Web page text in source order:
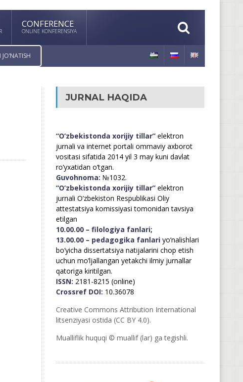
CONFERENCE
ONLINE KONFERENSIYA
JURNAL HAQIDA
“O’zbekistonda xorijiy tillar”elektron
jurnali va internet portali ommaviy axborot
vositasi sifatida 2014 yil 3 may kuni davlat
ro’yxatidan o’tgan.
Guvohnoma: №1032.
“O’zbekistonda xorijiy tillar”elektron
jurnali O’zbekiston Respublikasi Oliy
attestatsiya komissiyasi tomonidan tavsiya
etilgan
10.00.00 – filologiya fanlari;
13.00.00 – pedagogika fanlariyo’nalishlari
bo’yicha dissertatsiya natijalarini chop etish
uchun mo’ljallangan yetakchi ilmiy jurnallar
qatoriga kiritilgan.
ISSN: 2181-8215 (online)
Crossref DOI: 10.36078
Creative Commons Attribution International
litsenziyasi ostida (CC BY 4.0).
Mualliflik huquqi © muallif (lar) ga tegishli.